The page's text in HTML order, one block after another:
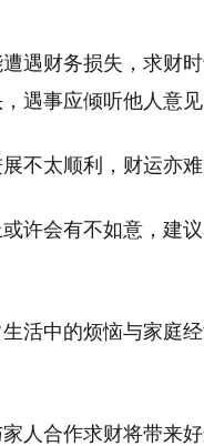
遇财务损失，求财
遇事应倾听他人意见
不太顺利，财运亦难
许会有不如意，建
活中的烦恼与家庭
人合作求财将带来